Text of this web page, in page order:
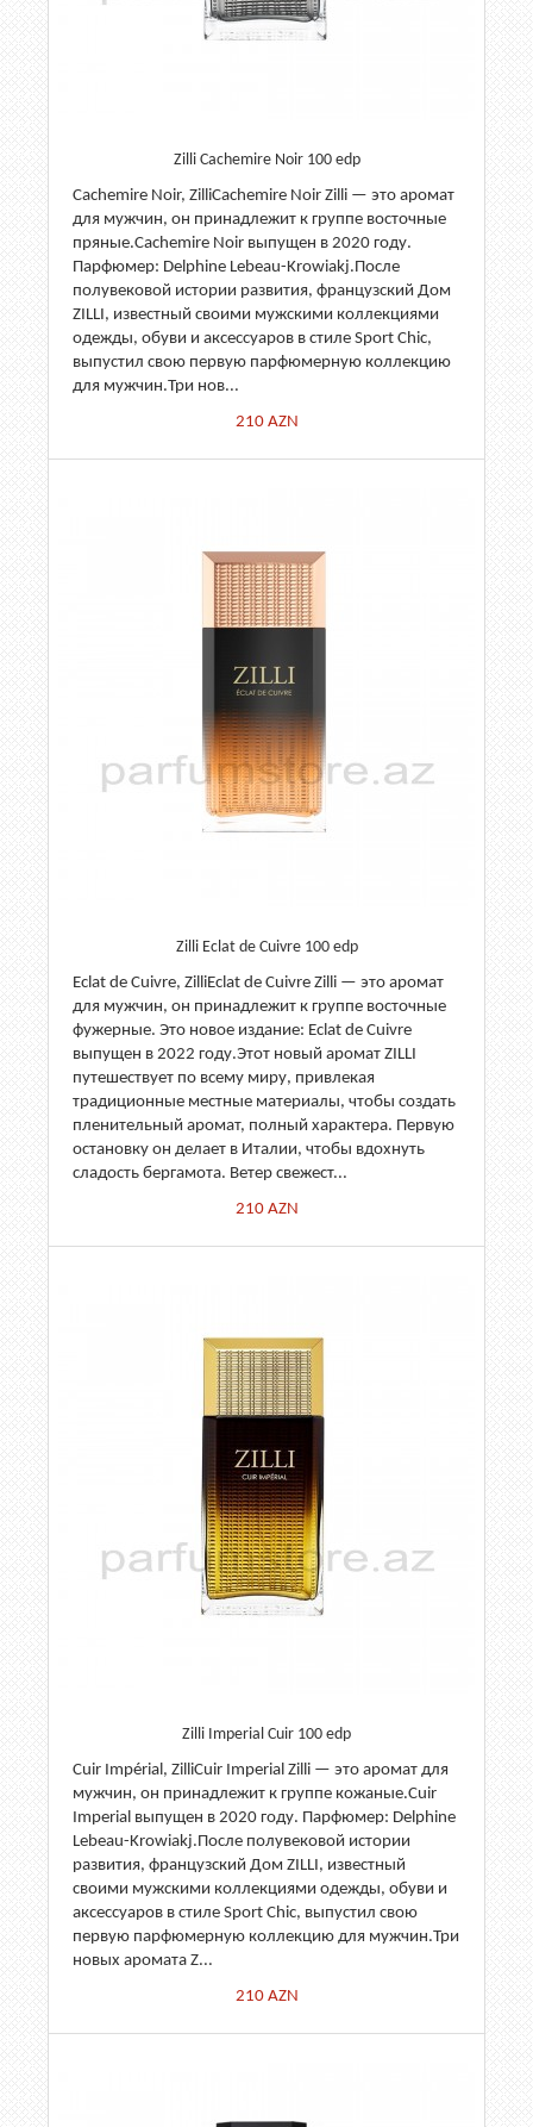
Zilli Cachemire Noir 100 edp
Cachemire Noir, ZilliCachemire Noir Zilli — это аромат
для мужчин, он принадлежит к группе восточные
пряные.Cachemire Noir выпущен в 2020 году.
Парфюмер: Delphine Lebeau-Krowiakj.После
полувековой истории развития, французский Дом
ZILLI, известный своими мужскими коллекциями
одежды, обуви и аксессуаров в стиле Sport Chic,
выпустил свою первую парфюмерную коллекцию
для мужчин.Три нов...
210AZN
Zilli Eclat de Cuivre 100 edp
Eclat de Cuivre, ZilliEclat de Cuivre Zilli — это аромат
для мужчин, он принадлежит к группе восточные
фужерные. Это новое издание: Eclat de Cuivre
выпущен в 2022 году.Этот новый аромат ZILLI
путешествует по всему миру, привлекая
традиционные местные материалы, чтобы создать
пленительный аромат, полный характера. Первую
остановку он делает в Италии, чтобы вдохнуть
сладость бергамота. Ветер свежест...
210AZN
Zilli Imperial Cuir 100 edp
Cuir Impérial, ZilliCuir Imperial Zilli — это аромат для
мужчин, он принадлежит к группе кожаные.Cuir
Imperial выпущен в 2020 году. Парфюмер: Delphine
Lebeau-Krowiakj.После полувековой истории
развития, французский Дом ZILLI, известный
своими мужскими коллекциями одежды, обуви и
аксессуаров в стиле Sport Chic, выпустил свою
первую парфюмерную коллекцию для мужчин.Три
новых аромата Z...
210AZN